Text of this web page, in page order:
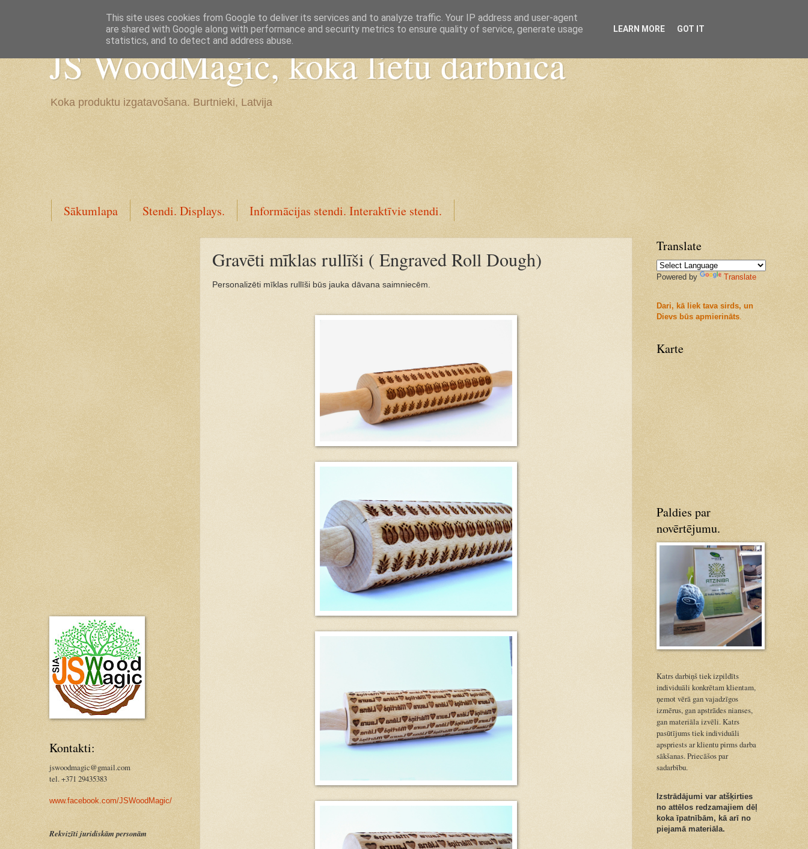
JS WoodMagic, koka lietu darbnīca
Koka produktu izgatavošana. Burtnieki, Latvija
Sākumlapa Stendi. Displays. Informācijas stendi. Interaktīvie stendi.
Gravēti mīklas rullīši ( Engraved Roll Dough)
Personalizēti mīklas rullīši būs jauka dāvana saimniecēm.
Kontakti:
jswoodmagic@gmail.com
tel. +371 29435383
www.facebook.com/JSWoodMagic/
Rekvizīti juridiskām personām
Translate
Powered by Translate
Dari, kā liek tava sirds, un
Dievs būs apmierināts.
Karte
Paldies par
novērtējumu.
Katrs darbiņš tiek izpildīts
individuāli konkrētam klientam,
ņemot vērā gan vajadzīgos
izmērus, gan apstrādes nianses,
gan materiāla izvēli. Katrs
pasūtījums tiek individuāli
apspriests ar klientu pirms darba
sākšanas. Priecāšos par
sadarbību.
Izstrādājumi var atšķirties
no attēlos redzamajiem dēļ
koka īpatnībām, kā arī no
piejamā materiāla.
This site uses cookies from Google to deliver its services and to analyze traffic. Your IP address and user-agent
are shared with Google along with performance and security metrics to ensure quality of service, generate usage
statistics, and to detect and address abuse.
LEARN MORE GOT IT